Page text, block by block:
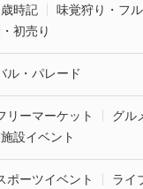
時記
味覚狩り・フ
初売り
ル・パレード
リーマーケット
グル
設イベント
ポーツイベント
ライ